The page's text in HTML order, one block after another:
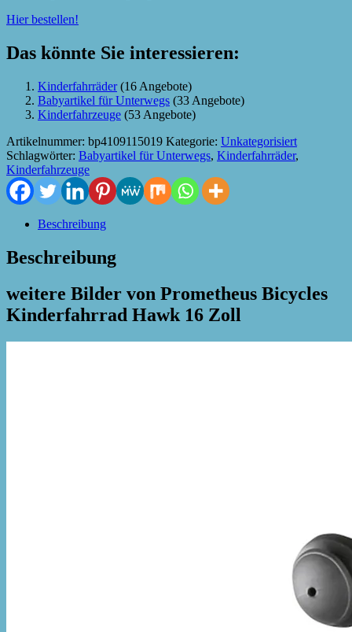
Hier bestellen!
Das könnte Sie interessieren:
Kinderfahrräder(16 Angebote)
Babyartikel für Unterwegs (33 Angebote)
Kinderfahrzeuge (53 Angebote)
Artikelnummer: bp4109115019 Kategorie: Unkategorisiert
Schlagwörter: Babyartikel für Unterwegs, Kinderfahrräder,
Kinderfahrzeuge
Beschreibung
Beschreibung
weitere Bilder von Prometheus Bicycles
Kinderfahrrad Hawk 16 Zoll